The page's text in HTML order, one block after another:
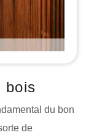
bois
du bon
de